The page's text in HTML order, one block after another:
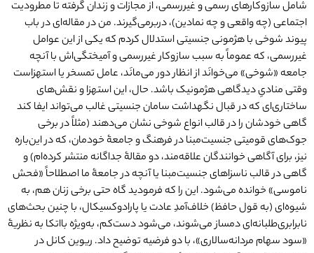
شامل سازوکارهای رسمی و غیر‌رسمی، از مجازات و زندان گرفته تا مطرودیت
اجتماعی (چه واقعی و چه نمادین)، دربرمی‌گیرند. من در مقاله‌ای در باب
پیوند شوخی با هژمونی جنسیتی استدلال کردم که یکی از این عوامل
غیررسمی، که عموماً به سبب سازوکار غیررسمی‌ و آمیختگی‌اش با آنچه
جامعه «شوخی» می‌خوانَد از انظار دور می‌مانَد، عامل تمسخر یا استهزاست
وقتی منادیِ دیدگاهی هژمونیک باشد. حال، این استهزا و نقش‌های
ساختاری‌ای که در قبال نگهداشت سامان جنسیتی غالب می‌تواند ایفا کند
گاهی خودشان را در قالب انواع شوخی نشان می‌دهند (مثلاً در برخی
جوک‌های قومیتی جنسیت‌مبنا در فرهنگ و جامعۀ خودمان، که در این‌باره
نیز، برای آگاهی خوانندگان علاقه‌مند، دو مقالۀ جداگانه منتشر کرده‌ام) و
گاهی در قالب ناسزاهای جنسیت‌مبنا یا آنچه در جامعۀ ما اصطلاحاً «فحش
ناموسی» خوانده می‌شود. این را که فرمودید گاه حتی برخی زنان هم، به
شیوه‌ای (به قول حافظ) خلاف‌آمدِ عادت یا پارادوکسیکال، با چنین بحث‌های
نابرابری‌طلبانه‌ای دمساز می‌شوند، می‌شود دست‌کم، به‌ویژه بااتکا به نظریۀ
«سود سهام مردانه‌سالاری»، با دو فرضیه توضیح داد. ریوین کانل در